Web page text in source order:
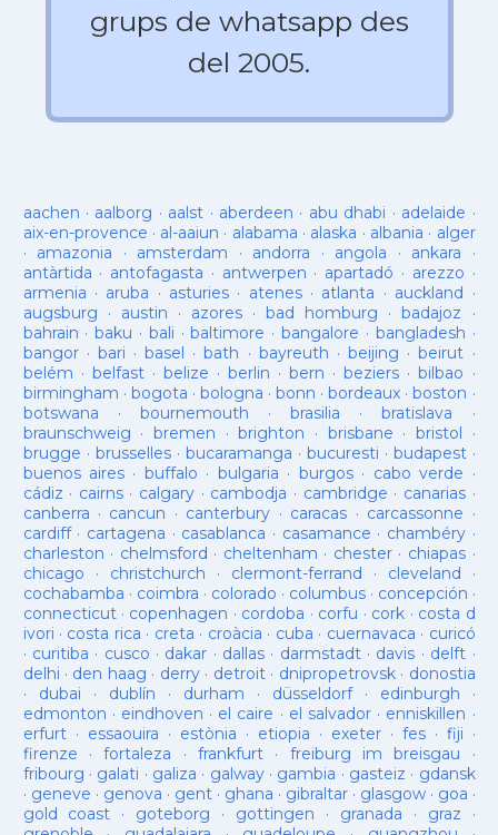
grups de whatsapp des
del 2005.
aachen · aalborg · aalst · aberdeen · abu dhabi · adelaide ·
aix-en-provence · al-aaiun · alabama · alaska · albania · alger
· amazonia · amsterdam · andorra · angola · ankara ·
antàrtida · antofagasta · antwerpen · apartadó · arezzo ·
armenia · aruba · asturies· atenes· atlanta · auckland ·
augsburg · austin · azores·bad homburg ·badajoz ·
bahrain ·baku · bali ·baltimore ·bangalore · bangladesh ·
bangor· bari ·basel ·bath · bayreuth ·beijing ·beirut ·
belém · belfast· belize · berlin ·bern ·beziers ·bilbao ·
birmingham · bogota · bologna ·bonn ·bordeaux ·boston ·
botswana · bournemouth ·brasilia ·bratislava ·
braunschweig · bremen ·brighton · brisbane · bristol ·
brugge · brusselles· bucaramanga · bucuresti · budapest·
buenos aires· buffalo · bulgaria · burgos· cabo verde ·
cádiz · cairns· calgary · cambodja · cambridge · canarias·
canberra · cancun · canterbury · caracas · carcassonne ·
cardiff· cartagena · casablanca · casamance · chambéry·
charleston · chelmsford · cheltenham · chester· chiapas ·
chicago · christchurch · clermont-ferrand · cleveland ·
cochabamba · coimbra · colorado · columbus· concepción ·
connecticut· copenhagen · cordoba · corfu · cork · costa d
ivori · costa rica · creta · croàcia · cuba · cuernavaca · curicó
· curitiba · cusco · dakar · dallas · darmstadt· davis · delft ·
delhi · den haag · derry· detroit· dnipropetrovsk· donostia
· dubai · dublín · durham · düsseldorf· edinburgh ·
edmonton · eindhoven · el caire · el salvador · enniskillen ·
erfurt· essaouira · estònia · etiopia · exeter· fes· fiji ·
firenze ·fortaleza · frankfurt· freiburg im breisgau ·
fribourg · galati · galiza · galway· gambia · gasteiz · gdansk
· geneve · genova · gent· ghana · gibraltar· glasgow· goa ·
gold coast · goteborg · gottingen · granada · graz ·